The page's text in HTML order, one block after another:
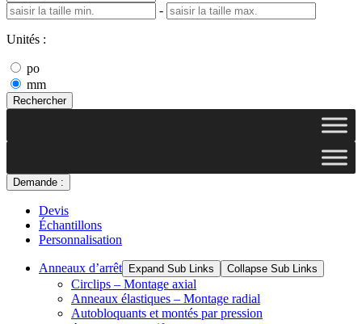
-
Unités :
po
mm
Rechercher
Demande :
Devis
Échantillons
Personnalisation
Anneaux d’arrêt Expand Sub Links Collapse Sub Links
Circlips – Montage axial
Anneaux élastiques – Montage radial
Autobloquants et montés par pression